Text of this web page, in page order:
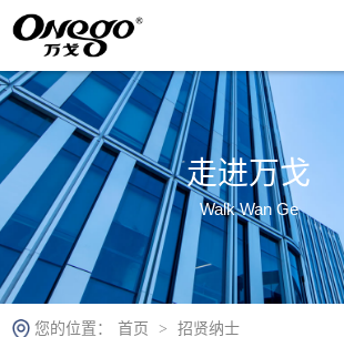
走进万戈
Walk Wan Ge
您的位置： 首页 > 招贤纳士